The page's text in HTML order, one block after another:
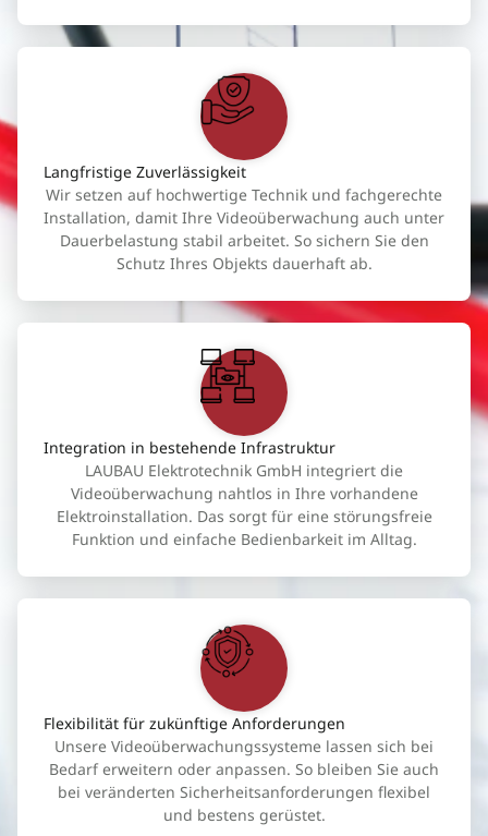
Langfristige Zuverlässigkeit
Wir setzen auf hochwertige Technik und fachgerechte
Installation, damit Ihre Videoüberwachung auch unter
Dauerbelastung stabil arbeitet. So sichern Sie den
Schutz Ihres Objekts dauerhaft ab.
Integration in bestehende Infrastruktur
LAUBAU Elektrotechnik GmbH integriert die
Videoüberwachung nahtlos in Ihre vorhandene
Elektroinstallation. Das sorgt für eine störungsfreie
Funktion und einfache Bedienbarkeit im Alltag.
Flexibilität für zukünftige Anforderungen
Unsere Videoüberwachungssysteme lassen sich bei
Bedarf erweitern oder anpassen. So bleiben Sie auch
bei veränderten Sicherheitsanforderungen flexibel
und bestens gerüstet.